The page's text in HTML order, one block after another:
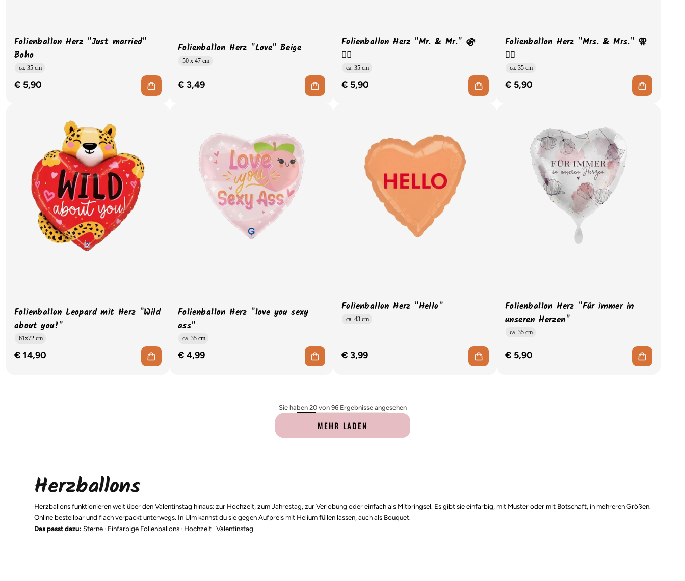
Folienballon Herz "Just married"
Boho
ca. 35 cm
€ 5,90
Folienballon Herz "Love" Beige
50 x 47 cm
€ 3,49
Folienballon Herz "Mr. & Mr." ⚣
🏳️‍🌈
ca. 35 cm
€ 5,90
Folienballon Herz "Mrs. & Mrs." ⚢
🏳️‍🌈
ca. 35 cm
€ 5,90
Folienballon Leopard mit Herz "Wild
about you!"
61x72 cm
€ 14,90
Folienballon Herz "love you sexy
ass"
ca. 35 cm
€ 4,99
Folienballon Herz "Hello"
ca. 43 cm
€ 3,99
Folienballon Herz "Für immer in
unseren Herzen"
ca. 35 cm
€ 5,90
Sie haben 20 von 96 Ergebnisse angesehen
MEHR LADEN
Herzballons
Herzballons funktionieren weit über den Valentinstag hinaus: zur Hochzeit, zum Jahrestag, zur Verlobung oder einfach als Mitbringsel. Es gibt sie einfarbig, mit Muster oder mit Botschaft, in mehreren Größen.
Online bestellbar und flach verpackt unterwegs. In Ulm kannst du sie gegen Aufpreis mit Helium füllen lassen, auch als Bouquet.
Das passt dazu: Sterne · Einfarbige Folienballons · Hochzeit ·Valentinstag